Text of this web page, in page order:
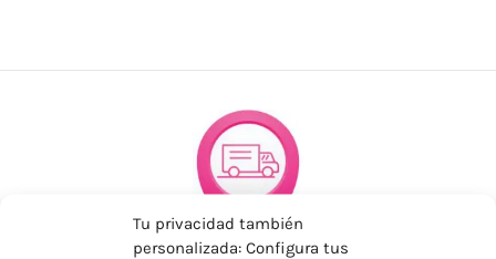
Tu privacidad también
personalizada: Configura tus